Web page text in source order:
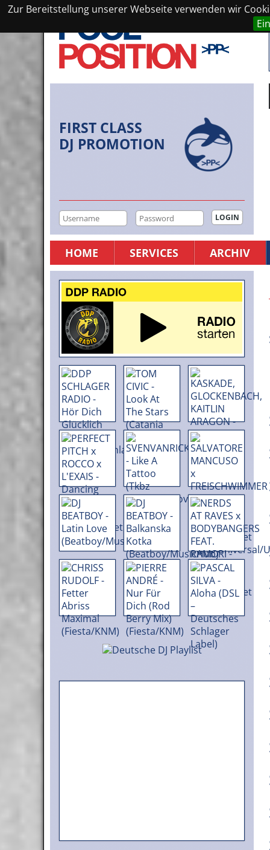
Zur Bereitstellung unserer Webseite verwenden wir
FIRST CLASS
DJ PROMOTION
HOME SERVICES ARCHIV